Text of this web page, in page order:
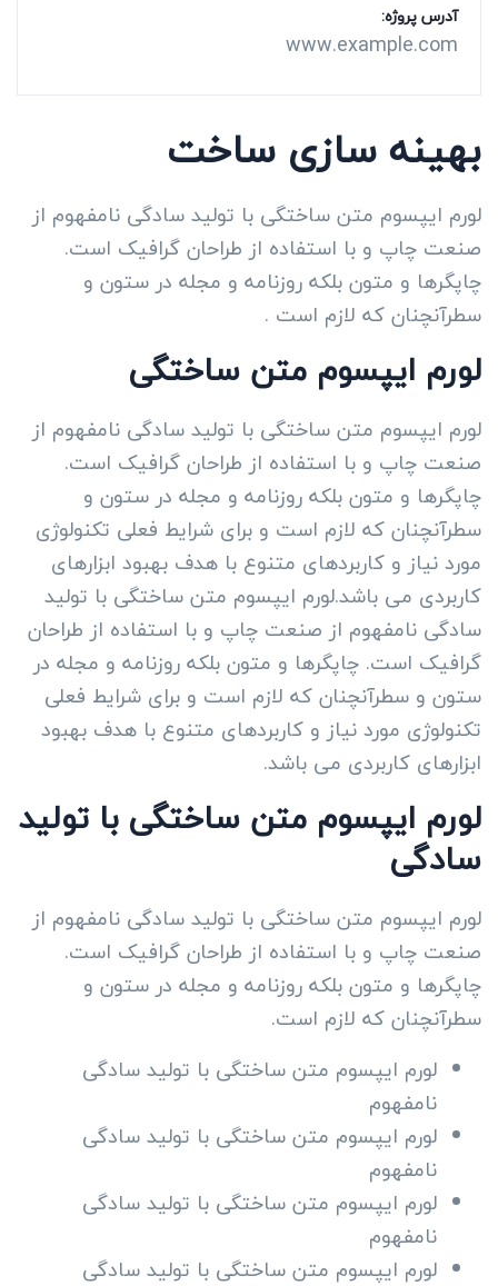
آدرس پروژه:
www.example.com
بهینه سازی ساخت
لورم ایپسوم متن ساختگی با تولید سادگی نامفهوم از
صنعت چاپ و با استفاده از طراحان گرافیک است.
چاپگرها و متون بلکه روزنامه و مجله در ستون و
سطرآنچنان که لازم است .
لورم ایپسوم متن ساختگی
لورم ایپسوم متن ساختگی با تولید سادگی نامفهوم از
صنعت چاپ و با استفاده از طراحان گرافیک است.
چاپگرها و متون بلکه روزنامه و مجله در ستون و
سطرآنچنان که لازم است و برای شرایط فعلی تکنولوژی
مورد نیاز و کاربردهای متنوع با هدف بهبود ابزارهای
کاربردی می باشد.لورم ایپسوم متن ساختگی با تولید
سادگی نامفهوم از صنعت چاپ و با استفاده از طراحان
گرافیک است. چاپگرها و متون بلکه روزنامه و مجله در
ستون و سطرآنچنان که لازم است و برای شرایط فعلی
تکنولوژی مورد نیاز و کاربردهای متنوع با هدف بهبود
ابزارهای کاربردی می باشد.
لورم ایپسوم متن ساختگی با تولید
سادگی
لورم ایپسوم متن ساختگی با تولید سادگی نامفهوم از
صنعت چاپ و با استفاده از طراحان گرافیک است.
چاپگرها و متون بلکه روزنامه و مجله در ستون و
سطرآنچنان که لازم است.
لورم ایپسوم متن ساختگی با تولید سادگی
نامفهوم
لورم ایپسوم متن ساختگی با تولید سادگی
نامفهوم
لورم ایپسوم متن ساختگی با تولید سادگی
نامفهوم
لورم ایپسوم متن ساختگی با تولید سادگی